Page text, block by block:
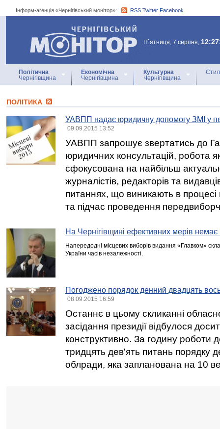
Інформ-агенція «Чернігівський монітор»: RSS Twitter Facebook
Інформ-агенція
«Чернігівський монітор»
П`ятниця, 7 серпня,
Політична
Чернігівщина
Економічна
Чернігівщина
Культурна
Чернігівщина
ПОЛІТИКА
УАВПП надає юридичну допомогу ЗМІ у
09.09.2015 13:52
УАВПП запрошує звертатись до
юридичних консультацій, робота
сфокусована на найбільш
журналістів, редакторів та
питаннях, що виникають в процесі
та підчас проведення
На Чернігівщині ефективних мерів
Напередодні місцевих виборів видання «Главком»
України часів незалежності.
Погоджено порядок денний двадцять
08.09.2015 16:59
Останнє в цьому скликанні
засідання президії відбулося
конструктивно. За годину роботи
тридцять дев'ять питань порядку
облради, яка запланована на 10